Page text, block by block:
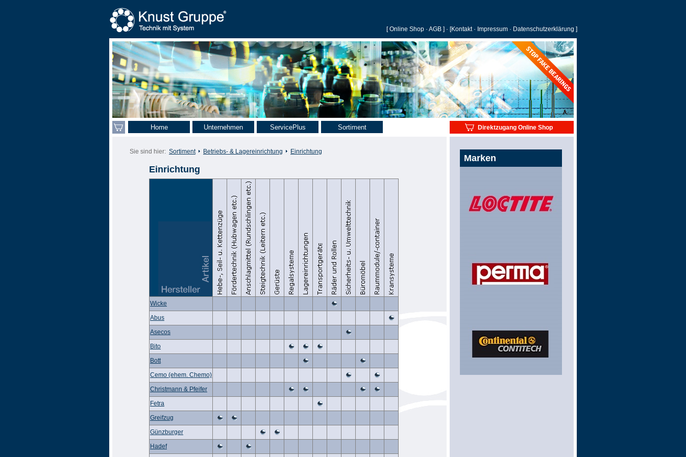
Home Unternehmen ServicePlus Sortiment Direktzugang Online Shop
Marken
Sie sind hier: Sortiment Betriebs- & Lagereinrichtung Einrichtung
Einrichtung
Wicke
Abus
Asecos
Bito
Bott
Cemo (ehem. Chemo)
Christmann & Pfeifer
Fetra
Greifzug
Günzburger
Hadef
[Online Shop · AGB ] · [Kontakt · Impressum · Datenschutzerklärung ]